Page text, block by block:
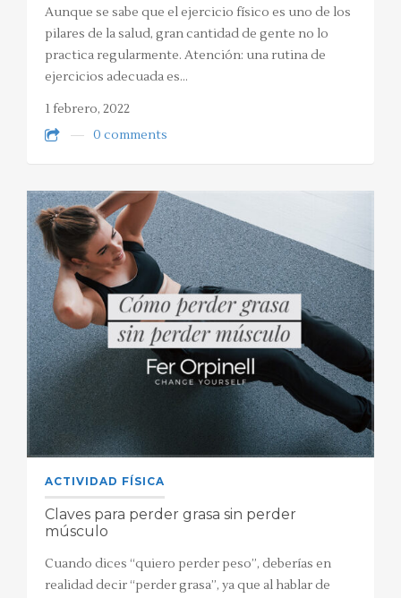
Aunque se sabe que el ejercicio físico es uno de los
pilares de la salud, gran cantidad de gente no lo
practica regularmente. Atención: una rutina de
ejercicios adecuada es…
1 febrero, 2022
0 comments
ACTIVIDAD FÍSICA
Claves para perder grasa sin perder
músculo
Cuando dices “quiero perder peso”, deberías en
realidad decir “perder grasa”, ya que al hablar de